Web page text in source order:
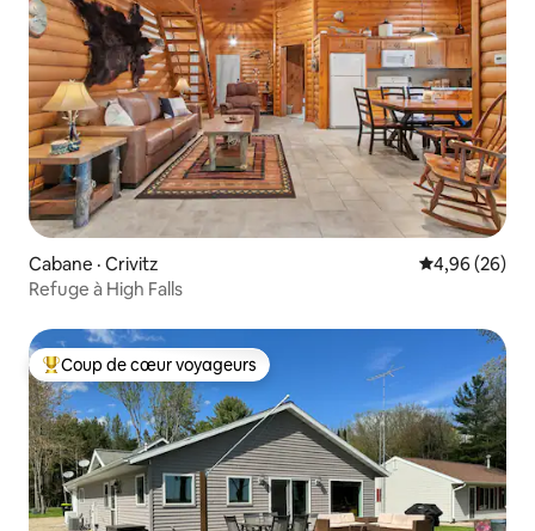
Cabane · Crivitz Note
4,96 (26)
Refuge à High Falls
Coup de cœur voyageurs parmi les plus aimés
Coup de cœur voyageurs